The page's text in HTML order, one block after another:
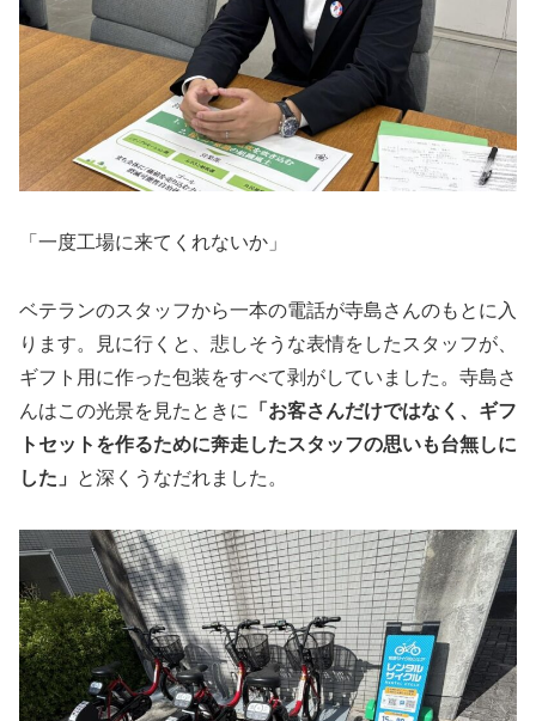
「一度工場に来てくれないか」
ベテランのスタッフから一本の電話が寺島さんのもとに入
ります。見に行くと、悲しそうな表情をしたスタッフが、
ギフト用に作った包装をすべて剥がしていました。寺島さ
んはこの光景を見たときに
「お客さんだけではなく、ギフ
トセットを作るために奔走したスタッフの思いも台無しに
した」
と深くうなだれました。